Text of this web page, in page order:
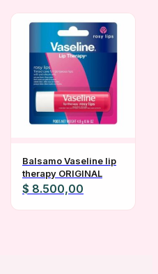
desde
$ 20.900,00
hasta
$ 21.980,00
Balsamo Vaseline lip
therapy ORIGINAL
$ 8.500,00